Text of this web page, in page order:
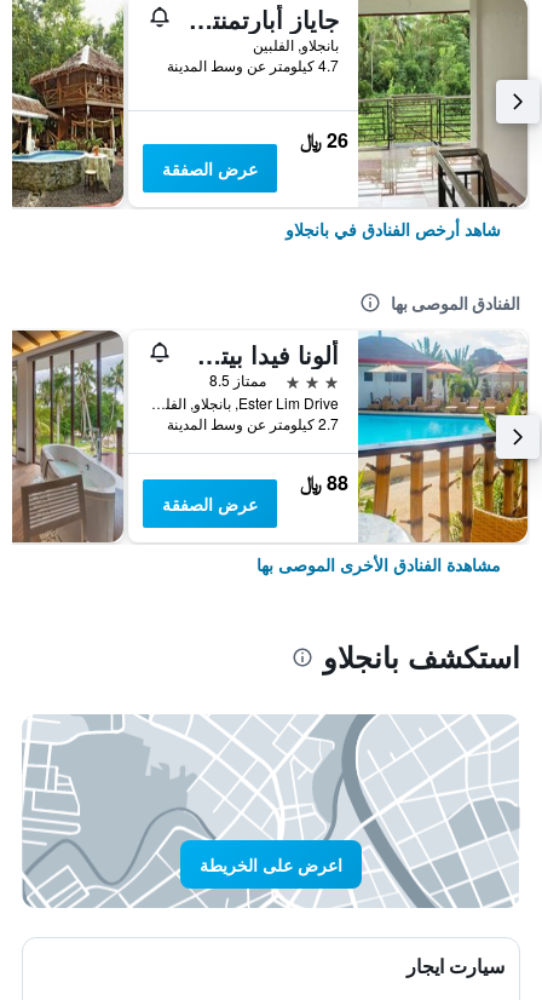
جاياز أبارتمنتس - هوستل
بانجلاو, الفلبين
4.7 كيلومتر عن وسط المدينة
26 ﷼
عرض الصفقة
شاهد أرخص الفنادق في بانجلاو
الفنادق الموصى بها
ألونا فيدا بيتش هيل
3 نجوم
ممتاز 8.5
Ester Lim Drive, بانجلاو, الفلبين
2.7 كيلومتر عن وسط المدينة
88 ﷼
عرض الصفقة
مشاهدة الفنادق الأخرى الموصى بها
استكشف بانجلاو
اعرض على الخريطة
سيارت ايجار